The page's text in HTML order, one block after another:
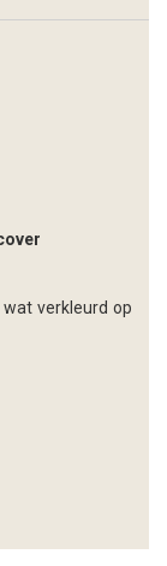
verkleurd op